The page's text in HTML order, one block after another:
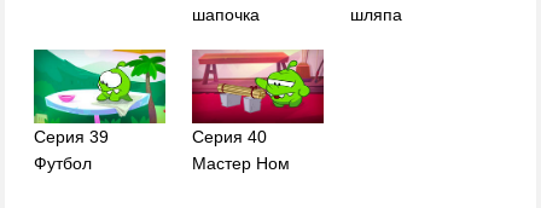
шапочка
шляпа
Серия 39
Футбол
Серия 40
Мастер Ном